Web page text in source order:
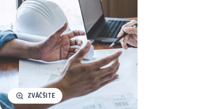
ZVÄČŠITE